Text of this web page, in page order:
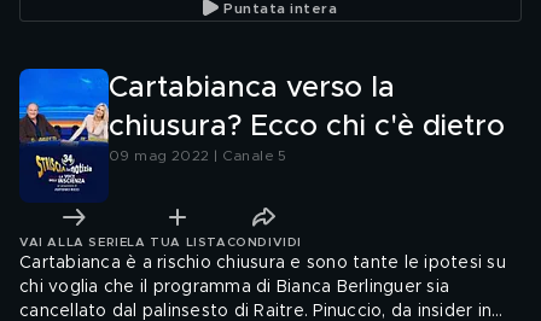
Puntata intera
Cartabianca verso la
chiusura? Ecco chi c'è dietro
09 mag 2022 | Canale 5
VAI ALLA SERIE LA TUA LISTA CONDIVIDI
Cartabianca è a rischio chiusura e sono tante le ipotesi su
chi voglia che il programma di Bianca Berlinguer sia
cancellato dal palinsesto di Raitre. Pinuccio, da insider in